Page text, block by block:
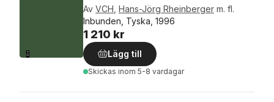
Av VCH Hans-Jörg Rheinberger m. fl.
Inbunden, Tyska, 1996
1 210 kr
Lägg till
Skickas inom 5-8 vardagar